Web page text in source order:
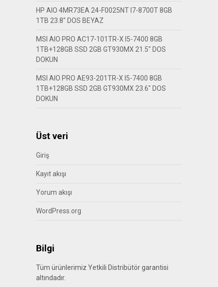
HP AIO 4MR73EA 24-F0025NT I7-8700T 8GB
1TB 23.8″ DOS BEYAZ
MSI AIO PRO AC17-101TR-X I5-7400 8GB
1TB+128GB SSD 2GB GT930MX 21.5″ DOS
DOKUN
MSI AIO PRO AE93-201TR-X I5-7400 8GB
1TB+128GB SSD 2GB GT930MX 23.6″ DOS
DOKUN
Üst veri
Giriş
Kayıt akışı
Yorum akışı
WordPress.org
Bilgi
Tüm ürünlerimiz Yetkili Distribütör garantisi
altındadır.